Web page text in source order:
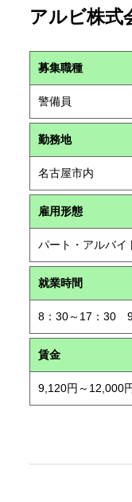
アルビ株式
募集職種
警備員
勤務地
名古屋市内
雇用形態
パート・アルバ
就業時間
8：30～17：30
賃金
9,120円～12,000